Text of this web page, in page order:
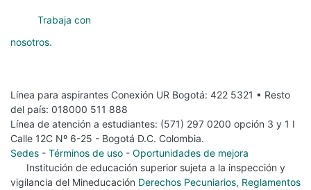
Trabaja con
nosotros.
Línea para aspirantes Conexión UR Bogotá: 422 5321 • Resto
del país: 018000 511 888
Línea de atención a estudiantes: (571) 297 0200 opción 3 y 1 I
Calle 12C Nº 6-25 - Bogotá D.C. Colombia.
Sedes - Términos de uso - Oportunidades de mejora
Institución de educación superior sujeta a la inspección y
vigilancia del Mineducación Derechos Pecuniarios, Reglamentos